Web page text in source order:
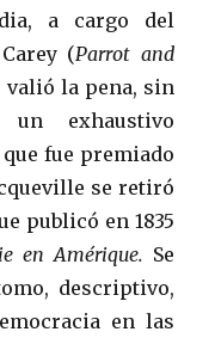
a cargo del
(Parrot and
valió la pena, sin
un exhaustivo
fue premiado
se retiró
publicó en 1835
en Amérique. Se
descriptivo,
en las